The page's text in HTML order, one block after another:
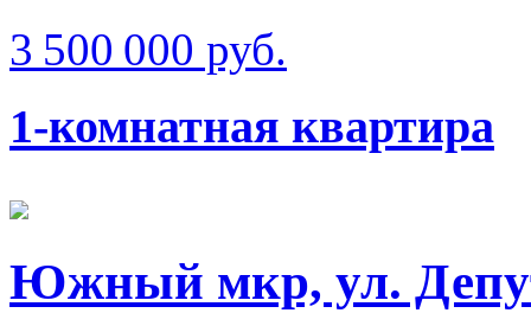
3 500 000 руб.
1-комнатная квартира
Южный мкр, ул.